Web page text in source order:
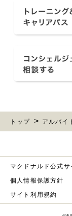
トップ アルバイ
マクドナルド公式サ
個人情報保護方針
サイト利用規約